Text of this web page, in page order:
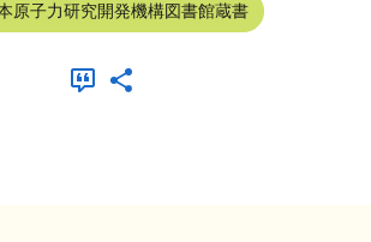
原子力研究開発機構図書館蔵書